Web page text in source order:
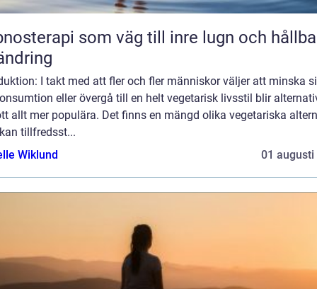
som väg till inre lugn och
I takt med att fler och fler människor väljer att minska
eller övergå till en helt vegetarisk livsstil blir
allt mer populära. Det finns en mängd olika vegetariska
tillfredsst...
Wiklund
01 augusti